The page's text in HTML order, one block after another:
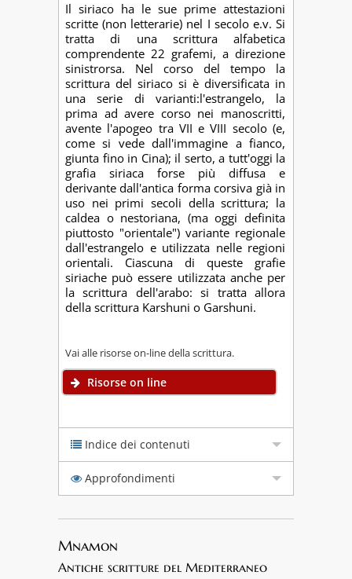
Il siriaco ha le sue prime attestazioni
scritte (non letterarie) nel I secolo e.v. Si
tratta di una scrittura alfabetica
comprendente 22 grafemi, a direzione
sinistrorsa. Nel corso del tempo la
scrittura del siriaco si è diversificata in
una serie di varianti:l'estrangelo, la
prima ad avere corso nei manoscritti,
avente l'apogeo tra VII e VIII secolo (e,
come si vede dall'immagine a fianco,
giunta fino in Cina); il serto, a tutt'oggi la
grafia siriaca forse più diffusa e
derivante dall'antica forma corsiva già in
uso nei primi secoli della scrittura; la
caldea o nestoriana, (ma oggi definita
piuttosto "orientale") variante regionale
dall'estrangelo e utilizzata nelle regioni
orientali. Ciascuna di queste grafie
siriache può essere utilizzata anche per
la scrittura dell'arabo: si tratta allora
della scrittura Karshuni o Garshuni.
Vai alle risorse on-line della scrittura.
Risorse on line
Indice dei contenuti
Approfondimenti
Mnamon
Antiche scritture del Mediterraneo